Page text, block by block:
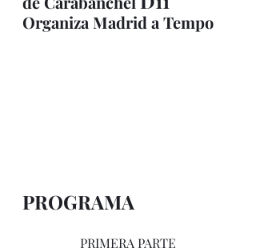
Organiza Madrid a Tempo
PROGRAMA
PRIMERA PARTE